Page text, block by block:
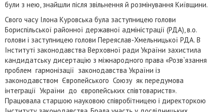
були з нею, знайшли після звільнення й розмінування Київщини.
Свого часу Ілона Куровська була заступницею голови
Бориспільської районної державної адміністрації (РДА), в.о.
голови і заступницею голови Переяслав-Хмельницької РДА. В
Інституті законодавства Верховної ради України захистила
кандидатську дисертацію з міжнародного права «Розв`язання
проблем гармонізації законодавства України із
законодавством Європейського Союзу як передумова
інтеграції України до європейських співтовариств».
Працювала старшою науковою співробітницею і директоркою